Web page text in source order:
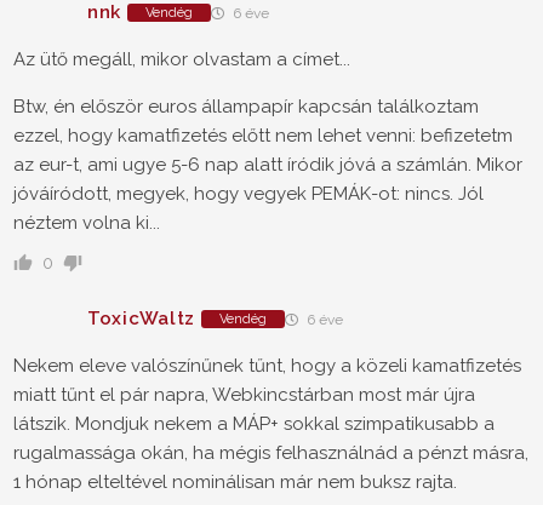
nnk Vendég 6 éve
Az ütő megáll, mikor olvastam a címet...
Btw, én először euros állampapír kapcsán találkoztam
ezzel, hogy kamatfizetés előtt nem lehet venni: befizetetm
az eur-t, ami ugye 5-6 nap alatt íródik jóvá a számlán. Mikor
jóváíródott, megyek, hogy vegyek PEMÁK-ot: nincs. Jól
néztem volna ki...
0
ToxicWaltz Vendég 6 éve
Nekem eleve valószínűnek tűnt, hogy a közeli kamatfizetés
miatt tűnt el pár napra, Webkincstárban most már újra
látszik. Mondjuk nekem a MÁP+ sokkal szimpatikusabb a
rugalmassága okán, ha mégis felhasználnád a pénzt másra,
1 hónap elteltével nominálisan már nem buksz rajta.